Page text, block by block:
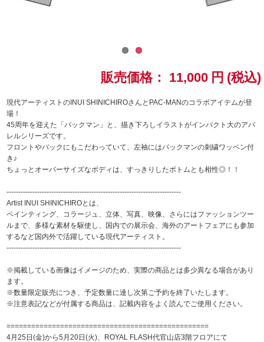
ラブライブ！シリーズ
ラブライブ！
ラブライブ！スーパースター!!
アイドリッシュセブン
販売価格： 11,000 円 (税込)
現代アーティストのINUI SHINICHIROさんとPAC-MANのコラボアイテムが登
場！
45周年を迎えた「パックマン」と、描き下ろしイラストがインパクト大のアパ
レルシリーズです。
フロントやバックにもこだわっていて、左袖にはパックマンの刺繍ワッペン付
き♪
ちょっとオーバーサイズなボディは、すっきりしたボトムとも相性◎！！
--------------------------------------------------------------------------
Artist INUI SHINICHIROとは、
ペインティング、コラージュ、立体、写真、映像、さらにはファッションツー
ルまで、多様な素材を駆使し、国内での展示会、海外のアートフェアにも参加
するなど国内外で活躍している現代アーティスト。
--------------------------------------------------------------------------
※掲載している画像はイメージのため、実際の商品とは多少異なる場合があり
ます。
※数量限定販売につき、予定数量に達し次第ご予約を終了いたします。
※注意表記などが付属する商品は、記載内容をよく読んでご使用ください。
=================================================
4月25日(金)から5月20日(火)、ROYAL FLASH代官山店3階フロアにて